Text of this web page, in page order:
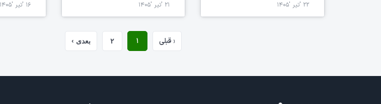
۲۲ 'تیر '۱۴۰۵ ۲۱ 'تیر '۱۴۰۵ ۱۶ 'تیر '۱۴۰۵
‹ قبلی ۱ ۲ بعدی ›